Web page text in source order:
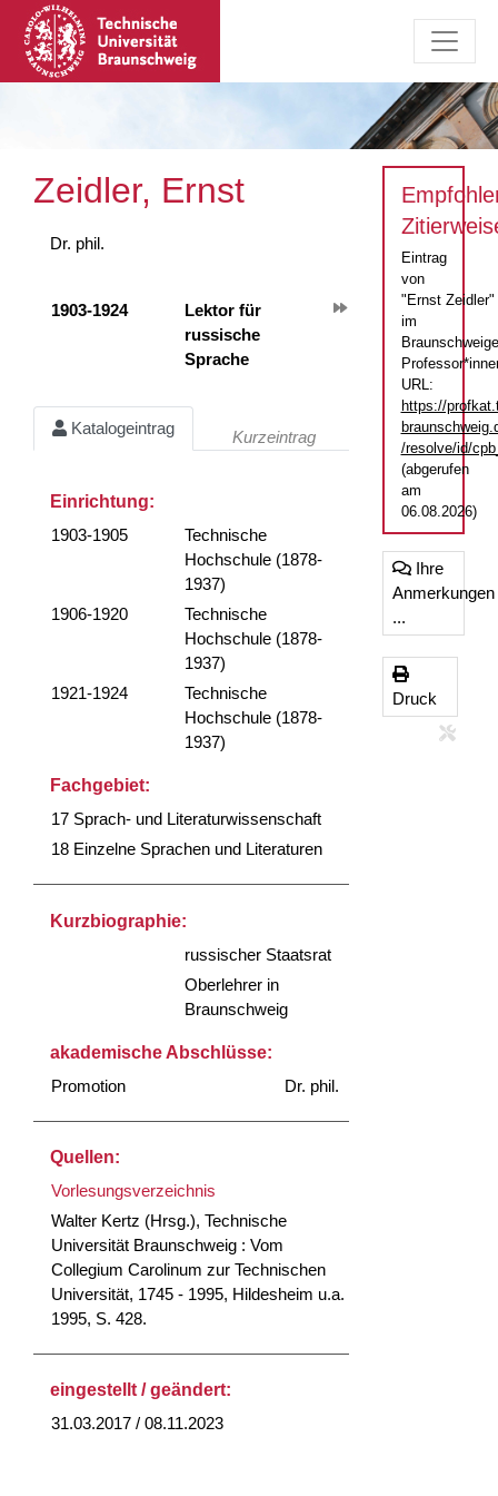
Zeidler, Ernst
Dr. phil.
1903-1924
Lektor für
russische
Sprache
Katalogeintrag Kurzeintrag
Einrichtung:
1903-1905
Technische
Hochschule (1878-
1937)
1906-1920
Technische
Hochschule (1878-
1937)
1921-1924
Technische
Hochschule (1878-
1937)
Fachgebiet:
17 Sprach- und Literaturwissenschaft
18 Einzelne Sprachen und Literaturen
Kurzbiographie:
russischer Staatsrat
Oberlehrer in
Braunschweig
akademische Abschlüsse:
Promotion
Dr. phil.
Quellen:
Vorlesungsverzeichnis
Walter Kertz (Hrsg.), Technische
Universität Braunschweig : Vom
Collegium Carolinum zur Technischen
Universität, 1745 - 1995, Hildesheim u.a.
1995, S. 428.
eingestellt / geändert:
31.03.2017 / 08.11.2023
Eintrag
von
"Ernst Zeidler"
im
URL:
https://
/resolve/id/
(abgerufen
am
06.08.2026)
Ihre
Anmerkungen
...
Druck